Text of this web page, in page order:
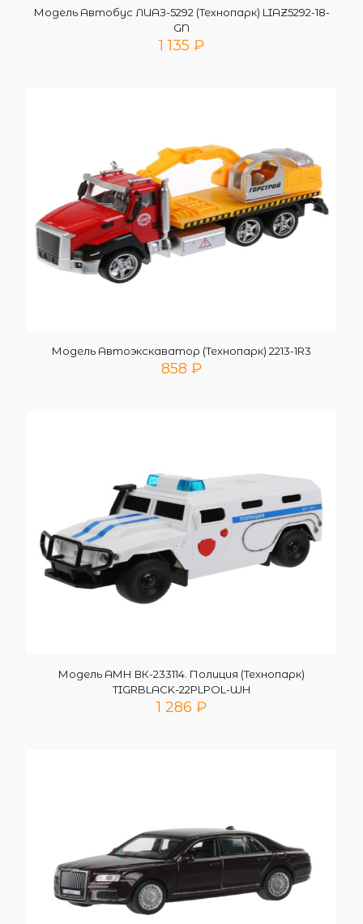
Модель Автобус ЛИАЗ-5292 (Технопарк) LIAZ5292-18-
GN
1 135 ₽
Модель Автоэкскаватор (Технопарк) 2213-1R3
858 ₽
Модель АМН ВК-233114. Полиция (Технопарк)
TIGRBLACK-22PLPOL-WH
1 286 ₽